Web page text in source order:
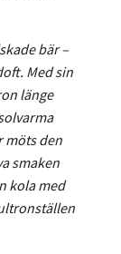
bär –
Med sin
länge
möts den
smaken
kola med